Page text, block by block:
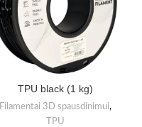
TPU black (1 kg)
Filamentai 3D spausdinimui,
TPU